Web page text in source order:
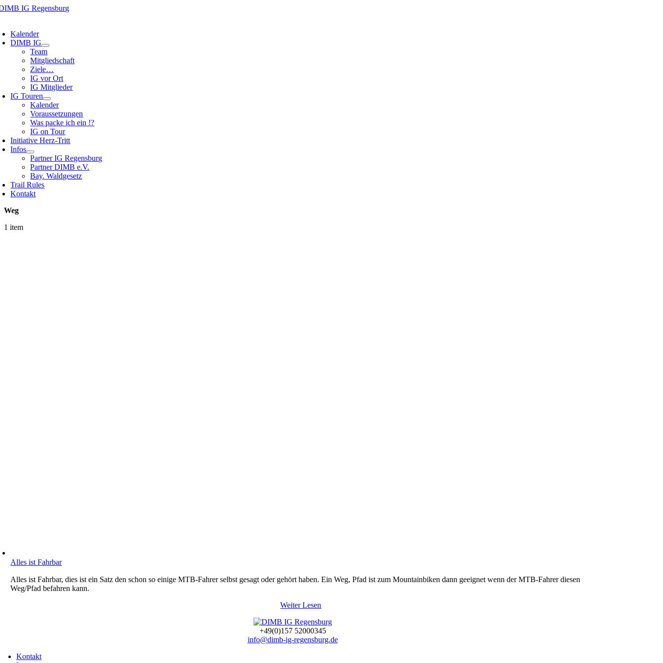
Zum
Kalender
DIMB IG
Team
Mitgliedschaft
Ziele…
IG vor Ort
IG Mitglieder
IG Touren
Kalender
Voraussetzungen
Was packe ich ein !?
IG on Tour
Initiative Herz-Tritt
Infos
Partner IG Regensburg
Partner DIMB e.V.
Bay. Waldgesetz
Trail Rules
Kontakt
Weg
1 item
Alles ist Fahrbar
Alles ist Fahrbar, dies ist ein Satz den schon so einige MTB-Fahrer selbst gesagt oder gehört haben. Ein Weg, Pfad ist zum Mountainbiken dann geeignet wenn der MTB-Fahrer diesen
Weg/Pfad befahren kann.
Weiter Lesen
+49(0)157 52000345
info@dimb-ig-regensburg.de
Kontakt